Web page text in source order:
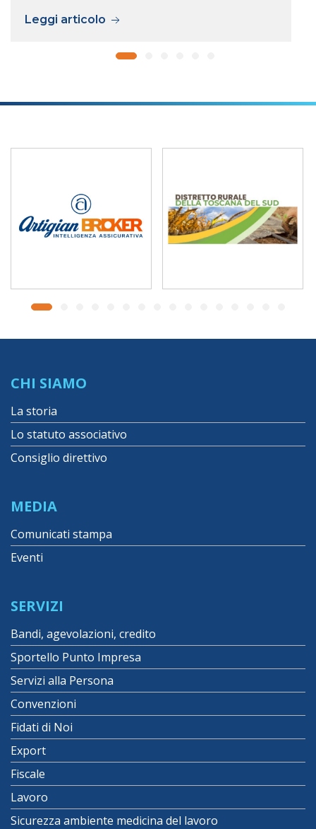
Leggi articolo
CHI SIAMO
La storia
Lo statuto associativo
Consiglio direttivo
MEDIA
Comunicati stampa
Eventi
SERVIZI
Bandi, agevolazioni, credito
Sportello Punto Impresa
Servizi alla Persona
Convenzioni
Fidati di Noi
Export
Fiscale
Lavoro
Sicurezza ambiente medicina del lavoro